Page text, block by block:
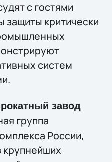
с гостями
защиты критически
систем
завод
группа
России,
крупнейших